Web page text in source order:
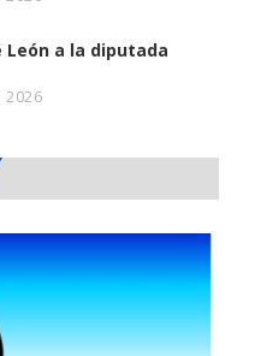
León a la diputada
2026